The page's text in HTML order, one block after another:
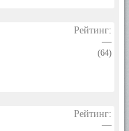
Рейтинг:
—
(64)
Рейтинг:
—